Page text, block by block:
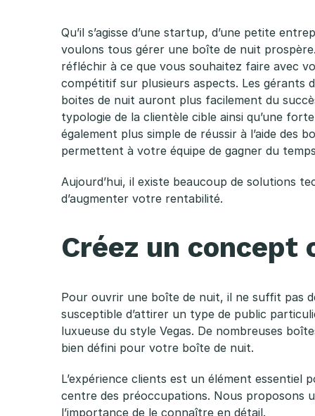
Qu’il s’agisse d’une startup, d’une petite
voulons tous gérer une boîte de nuit
réfléchir à ce que vous souhaitez faire avec
compétitif sur plusieurs aspects. Les gérants
boites de nuit auront plus facilement du
typologie de la clientèle cible ainsi qu’une
également plus simple de réussir à l’aide des
permettent à votre équipe de gagner du
Aujourd’hui, il existe beaucoup de solutions
d’augmenter votre rentabilité.
Créez un
Pour ouvrir une boîte de nuit, il ne suffit pas
susceptible d’attirer un type de public
luxueuse du style Vegas. De nombreuses
bien défini pour votre boîte de nuit.
L’expérience clients est un élément
centre des préoccupations. Nous proposons
l’importance de le connaître en détail.